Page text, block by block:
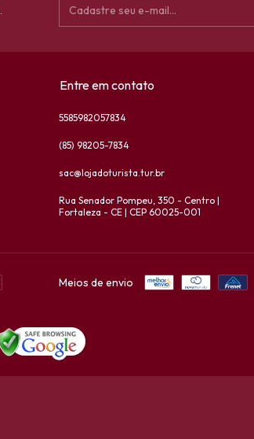
Entre em contato
5585982057834
(85) 98205-7834
sac@lojadoturista.tur.br
Rua Senador Pompeu, 350 - Centro |
Fortaleza - CE | CEP 60025-001
Meios de envio